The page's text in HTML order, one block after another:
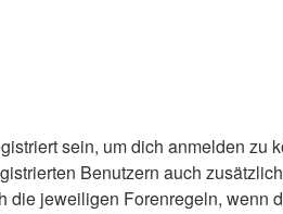
sein, um dich anmelden
Benutzern auch
die jeweiligen Forenregeln, wenn